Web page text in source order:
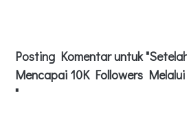
Posting Komentar untuk
Mencapai 10K Followers
"